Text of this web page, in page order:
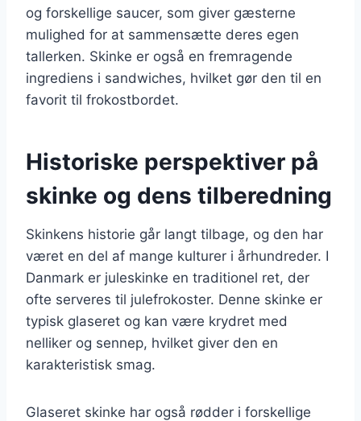
og forskellige saucer, som giver gæsterne
mulighed for at sammensætte deres egen
tallerken. Skinke er også en fremragende
ingrediens i sandwiches, hvilket gør den til en
favorit til frokostbordet.
Historiske perspektiver på
skinke og dens tilberedning
Skinkens historie går langt tilbage, og den har
været en del af mange kulturer i århundreder. I
Danmark er juleskinke en traditionel ret, der
ofte serveres til julefrokoster. Denne skinke er
typisk glaseret og kan være krydret med
nelliker og sennep, hvilket giver den en
karakteristisk smag.
Glaseret skinke har også rødder i forskellige